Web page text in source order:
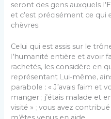
seront des gens auxquels
et c’est précisément ce qui
chèvres.
Celui qui est assis sur le
l’humanité entière et avoir
rachetés, les considère en
représentant Lui‑même,
parabole : « J’avais faim et
manger ; j’étais malade et
visité » ; vous avez